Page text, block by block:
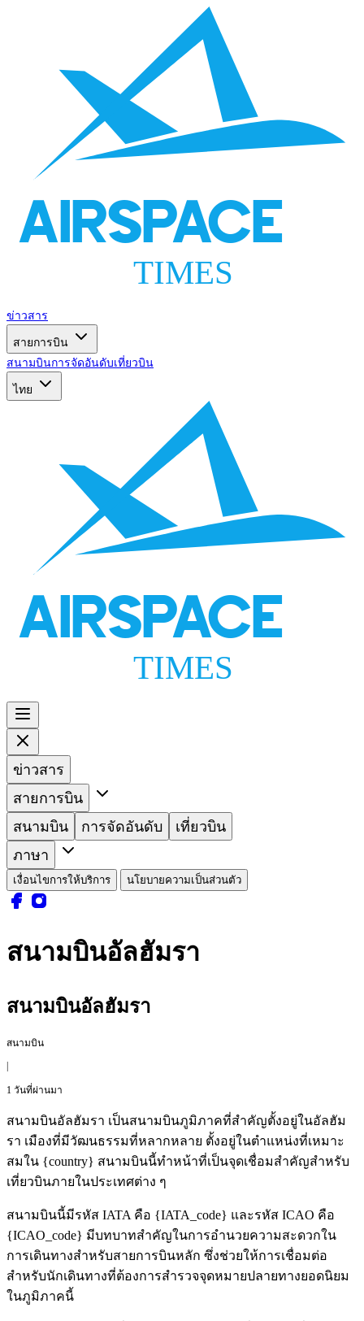
AIRSPACE
TIMES
ข่าวสาร
สายการบิน
สนามบินการจัดอันดับเที่ยวบิน
ไทย
AIRSPACE
TIMES
ข่าวสาร
สายการบิน
สนามบิน
การจัดอันดับ
เที่ยวบิน
ภาษา
เงื่อนไขการให้บริการ นโยบายความเป็นส่วนตัว
สนามบินอัลฮัมรา
สนามบินอัลฮัมรา
สนามบิน
|
1 วันที่ผ่านมา
สนามบินอัลฮัมรา เป็นสนามบินภูมิภาคที่สำคัญตั้งอยู่ในอัลฮัม
รา เมืองที่มีวัฒนธรรมที่หลากหลาย ตั้งอยู่ในตำแหน่งที่เหมาะ
สมใน {country} สนามบินนี้ทำหน้าที่เป็นจุดเชื่อมสำคัญสำหรับ
เที่ยวบินภายในประเทศต่าง ๆ
สนามบินนี้มีรหัส IATA คือ {IATA_code} และรหัส ICAO คือ
{ICAO_code} มีบทบาทสำคัญในการอำนวยความสะดวกใน
การเดินทางสำหรับสายการบินหลัก ซึ่งช่วยให้การเชื่อมต่อ
สำหรับนักเดินทางที่ต้องการสำรวจจุดหมายปลายทางยอดนิยม
ในภูมิภาคนี้